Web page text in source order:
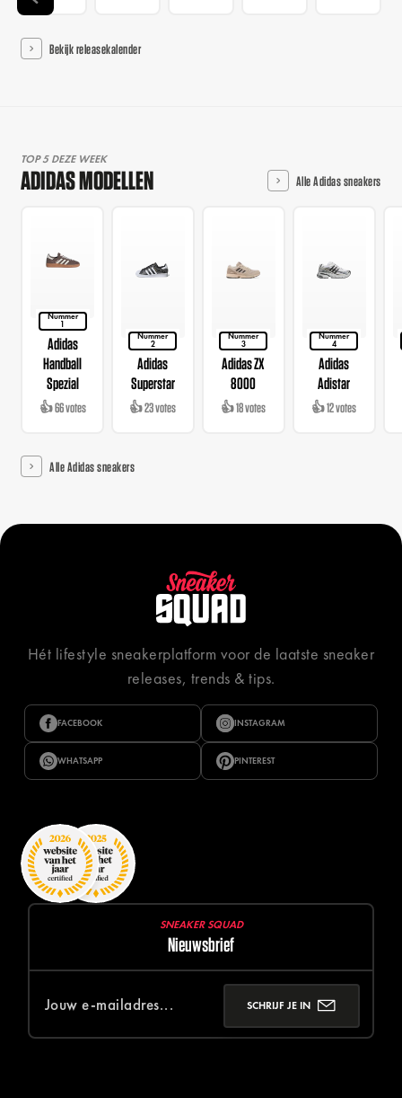
Bekijk releasekalender
TOP 5 DEZE WEEK
ADIDAS MODELLEN Alle Adidas sneakers
Nummer
1
Adidas
Handball
Spezial
👍 66 votes
Nummer
2
Adidas
Superstar
👍 23 votes
Nummer
3
Adidas ZX
8000
👍 18 votes
Nummer
4
Adidas
Adistar
👍 12 votes
Alle Adidas sneakers
Hét lifestyle sneakerplatform voor de laatste sneaker
releases, trends & tips.
FACEBOOK INSTAGRAM
WHATSAPP PINTEREST
SNEAKER SQUAD
Nieuwsbrief
SCHRIJF JE IN